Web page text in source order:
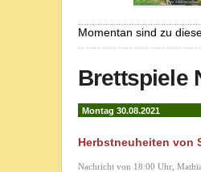
Momentan sind zu
Brettspiele
Montag 30.08.2021
Herbstneuheiten von
Nachricht von 18:00 Uhr,